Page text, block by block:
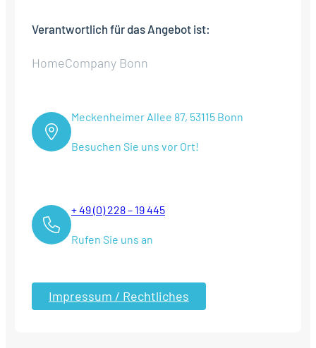
Verantwortlich für das Angebot ist:
HomeCompany Bonn
Meckenheimer Allee 87, 53115 Bonn
Besuchen Sie uns vor Ort!
+ 49 (0) 228 – 19 445
Rufen Sie uns an
Impressum / Rechtliches